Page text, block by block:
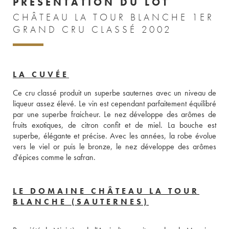
CHÂTEAU LA TOUR BLANCHE 1ER
GRAND CRU CLASSÉ 2002
LA CUVÉE
Ce cru classé produit un superbe sauternes avec un niveau de
liqueur assez élevé. Le vin est cependant parfaitement équilibré
par une superbe fraicheur. Le nez développe des arômes de
fruits exotiques, de citron confit et de miel. La bouche est
superbe, élégante et précise. Avec les années, la robe évolue
vers le viel or puis le bronze, le nez développe des arômes
d'épices comme le safran.
LE DOMAINE CHÂTEAU LA TOUR
BLANCHE (SAUTERNES)